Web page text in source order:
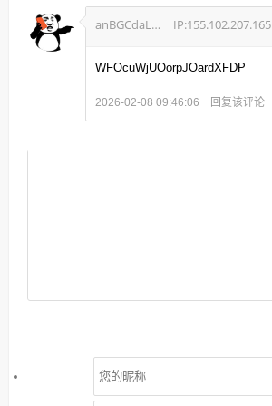
anBGCdaLLfaUcosoaABZGe IP:155.102.207.165
WFOcuWjUOorpJOardXFDP
2026-02-08 09:46:06 回复该评论